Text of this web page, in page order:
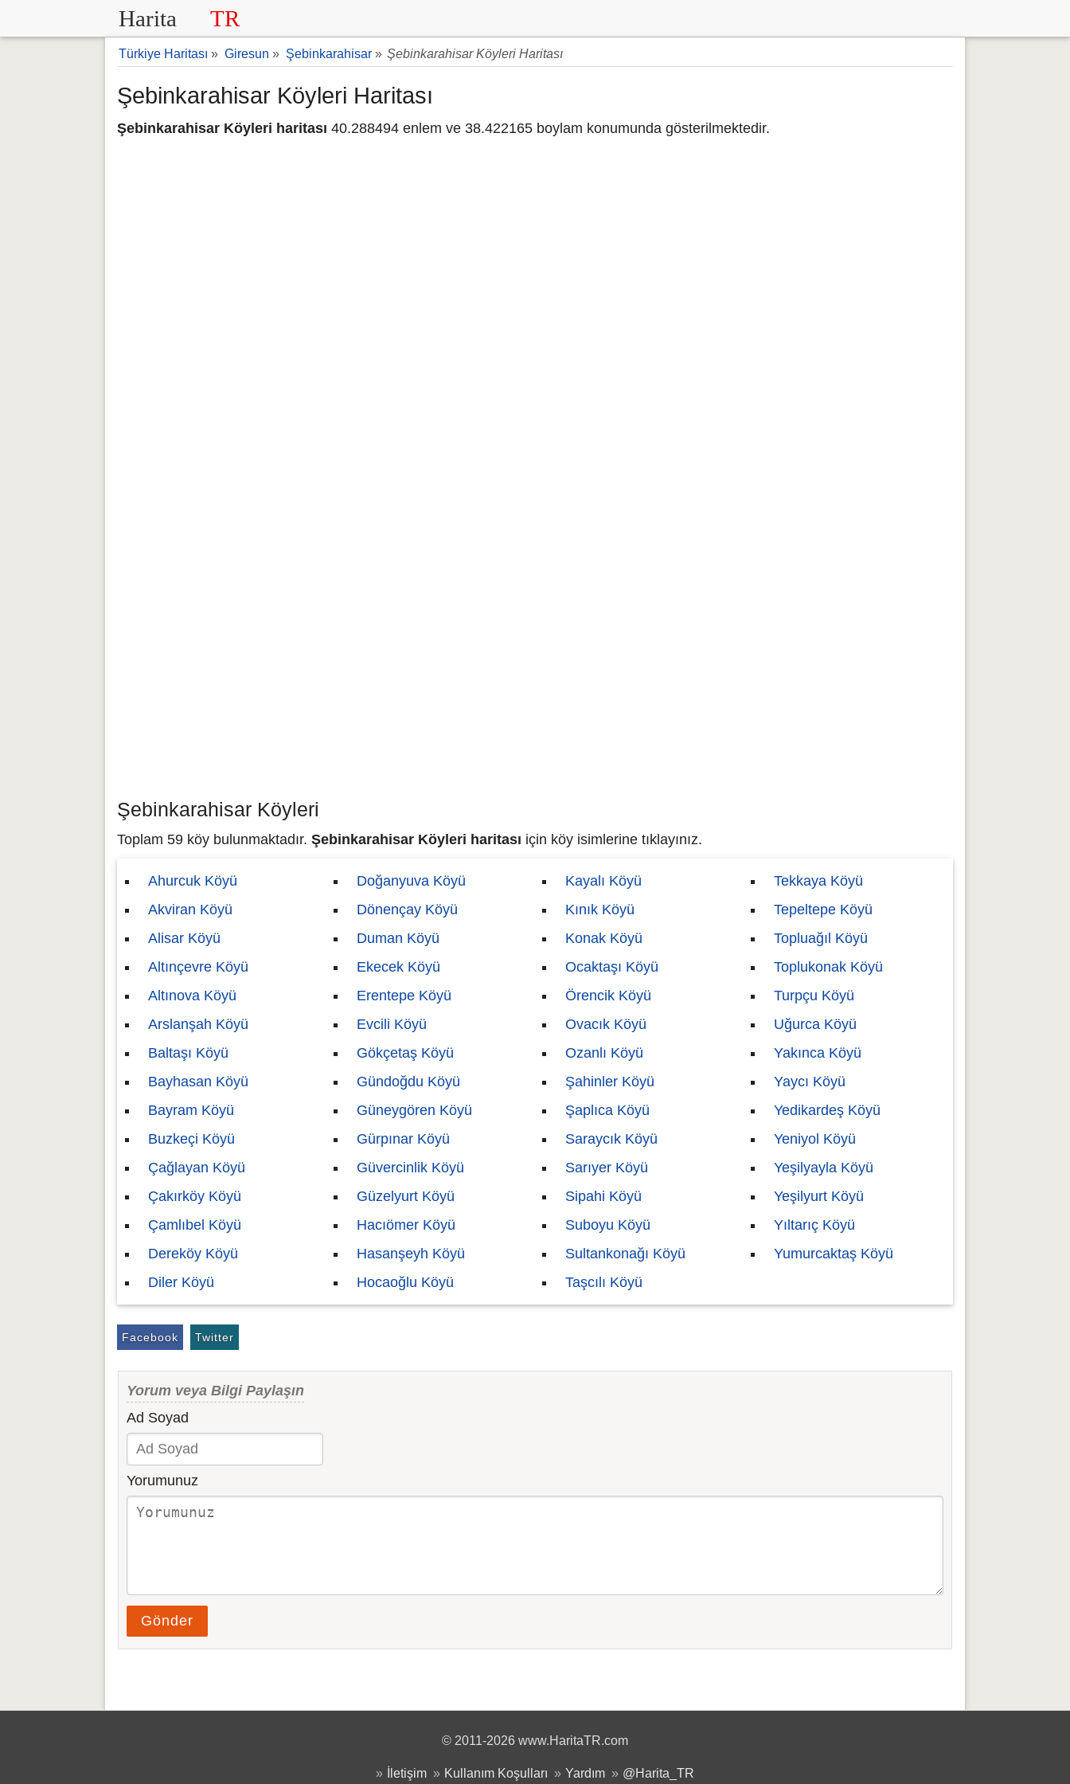
Harita TR
Türkiye Haritası » Giresun » Şebinkarahisar » Şebinkarahisar Köyleri Haritası
Şebinkarahisar Köyleri Haritası
Şebinkarahisar Köyleri haritası 40.288494 enlem ve 38.422165 boylam konumunda gösterilmektedir.
Şebinkarahisar Köyleri
Toplam 59 köy bulunmaktadır. Şebinkarahisar Köyleri haritası için köy isimlerine tıklayınız.
Ahurcuk Köyü
Akviran Köyü
Alisar Köyü
Altınçevre Köyü
Altınova Köyü
Arslanşah Köyü
Baltaşı Köyü
Bayhasan Köyü
Bayram Köyü
Buzkeçi Köyü
Çağlayan Köyü
Çakırköy Köyü
Çamlıbel Köyü
Dereköy Köyü
Diler Köyü
Doğanyuva Köyü
Dönençay Köyü
Duman Köyü
Ekecek Köyü
Erentepe Köyü
Evcili Köyü
Gökçetaş Köyü
Gündoğdu Köyü
Güneygören Köyü
Gürpınar Köyü
Güvercinlik Köyü
Güzelyurt Köyü
Hacıömer Köyü
Hasanşeyh Köyü
Hocaoğlu Köyü
Kayalı Köyü
Kınık Köyü
Konak Köyü
Ocaktaşı Köyü
Örencik Köyü
Ovacık Köyü
Ozanlı Köyü
Şahinler Köyü
Şaplıca Köyü
Saraycık Köyü
Sarıyer Köyü
Sipahi Köyü
Suboyu Köyü
Sultankonağı Köyü
Taşcılı Köyü
Tekkaya Köyü
Tepeltepe Köyü
Topluağıl Köyü
Toplukonak Köyü
Turpçu Köyü
Uğurca Köyü
Yakınca Köyü
Yaycı Köyü
Yedikardeş Köyü
Yeniyol Köyü
Yeşilyayla Köyü
Yeşilyurt Köyü
Yıltarıç Köyü
Yumurcaktaş Köyü
Facebook Twitter
Yorum veya Bilgi Paylaşın
Ad Soyad
Yorumunuz
Gönder
© 2011-2026 www.HaritaTR.com
İletişim Kullanım Koşulları Yardım @Harita_TR